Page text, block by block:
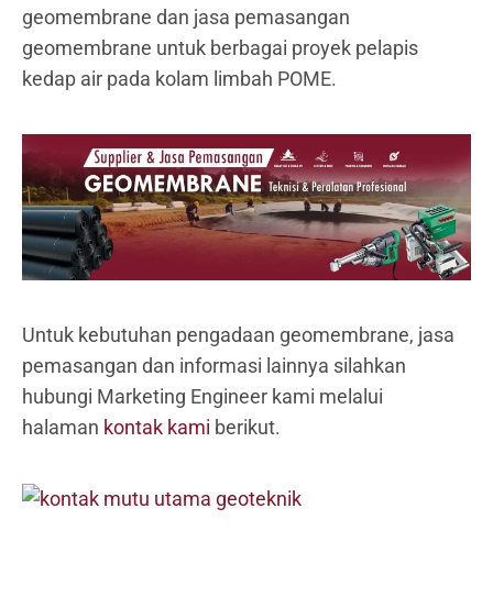
geomembrane dan jasa pemasangan
geomembrane untuk berbagai proyek pelapis
kedap air pada kolam limbah POME.
Untuk kebutuhan pengadaan geomembrane, jasa
pemasangan dan informasi lainnya silahkan
hubungi Marketing Engineer kami melalui
halaman kontak kami berikut.